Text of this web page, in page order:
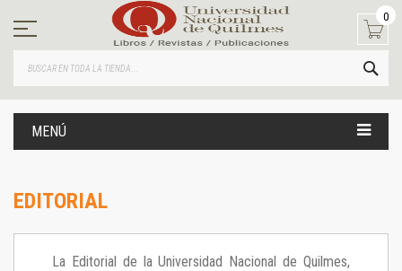
contenido
0
MENÚ
EDITORIAL
La Editorial de la Universidad Nacional de Quilmes,